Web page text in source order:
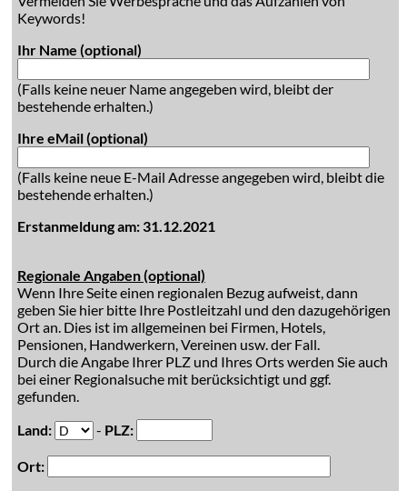
Keywords!
Ihr Name (optional)
(Falls keine neuer Name angegeben wird, bleibt der
bestehende erhalten.)
Ihre eMail (optional)
(Falls keine neue E-Mail Adresse angegeben wird, bleibt die
bestehende erhalten.)
Erstanmeldung am: 31.12.2021
Regionale Angaben (optional)
Wenn Ihre Seite einen regionalen Bezug aufweist, dann
geben Sie hier bitte Ihre Postleitzahl und den dazugehörigen
Ort an. Dies ist im allgemeinen bei Firmen, Hotels,
Pensionen, Handwerkern, Vereinen usw. der Fall.
Durch die Angabe Ihrer PLZ und Ihres Orts werden Sie auch
bei einer Regionalsuche mit berücksichtigt und ggf.
gefunden.
Land:
- PLZ:
Ort: